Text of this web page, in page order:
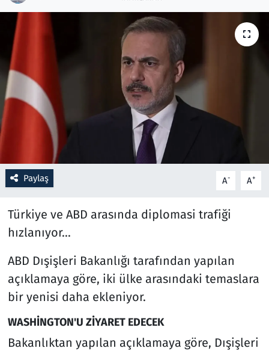
Paylaş A- A+
Türkiye ve ABD arasında diplomasi trafiği
hızlanıyor...
ABD Dışişleri Bakanlığı tarafından yapılan
açıklamaya göre, iki ülke arasındaki temaslara
bir yenisi daha ekleniyor.
WASHİNGTON'U ZİYARET EDECEK
Bakanlıktan yapılan açıklamaya göre, Dışişleri
Otomobil
Oyun
Ramazan
Resmi İlanlar
Rüya Tabirleri
Sağlık
Savunma Sanayi
Seçim 2023
Spor
Teknoloji ve Bilim
Televizyon